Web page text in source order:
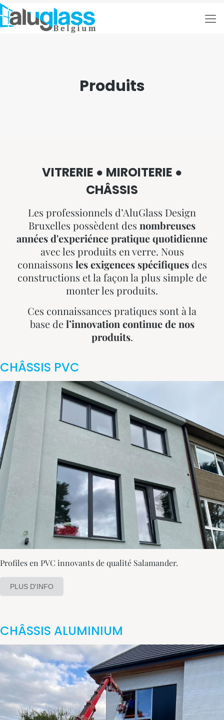
Produits
VITRERIE ● MIROITERIE ●
CHÂSSIS
Les professionnels d’AluGlass Design
Bruxelles possèdent des nombreuses
années d'experiénce pratique quotidienne
avec les produits en verre. Nous
connaissons les exigences spécifiquesdes
constructions et la façon la plus simple de
monter les produits.
Ces connaissances pratiques sont à la
base del’innovation continue de nos
produits.
CHÂSSIS PVC
Profiles en PVC innovants de qualité Salamander.
PLUS D'INFO
CHÂSSIS ALUMINIUM